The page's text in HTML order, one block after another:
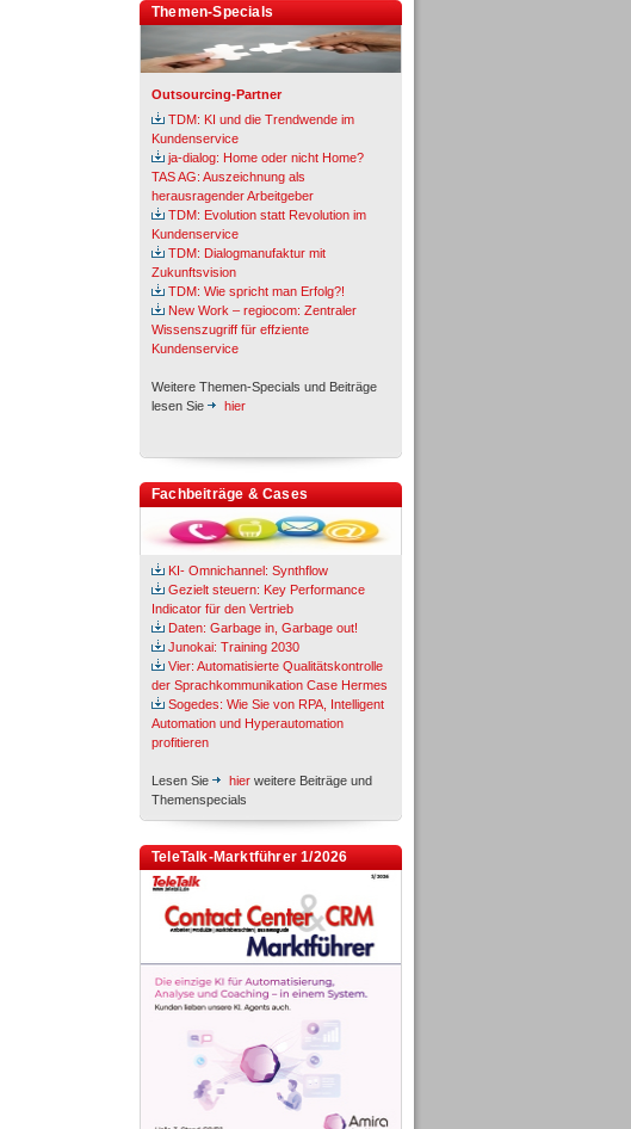
Themen-Specials
Outsourcing-Partner
TDM: KI und die Trendwende im
Kundenservice
ja-dialog: Home oder nicht Home?
TAS AG: Auszeichnung als
herausragender Arbeitgeber
TDM: Evolution statt Revolution im
Kundenservice
TDM: Dialogmanufaktur mit
Zukunftsvision
TDM: Wie spricht man Erfolg?!
New Work – regiocom: Zentraler
Wissenszugriff für effziente
Kundenservice
Weitere Themen-Specials und Beiträge
lesen Sie
hier
Fachbeiträge & Cases
KI- Omnichannel: Synthflow
Gezielt steuern: Key Performance
Indicator für den Vertrieb
Daten: Garbage in, Garbage out!
Junokai: Training 2030
Vier: Automatisierte Qualitätskontrolle
der Sprachkommunikation Case Hermes
Sogedes: Wie Sie von RPA, Intelligent
Automation und Hyperautomation
profitieren
Lesen Sie hier weitere Beiträge und
Themenspecials
TeleTalk-Marktführer 1/2026